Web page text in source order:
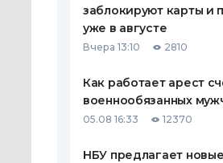
ПУТЕВОДИТЕЛИ ПО
СТРАХОВЫЕ КОМПАНИИ
КОМПАНИЯХ
заблокируют карты и
уже в августе
Вчера 13:10 2810
Как работает арест
военнообязанных
05.08 16:33 12370
НБУ предлагает